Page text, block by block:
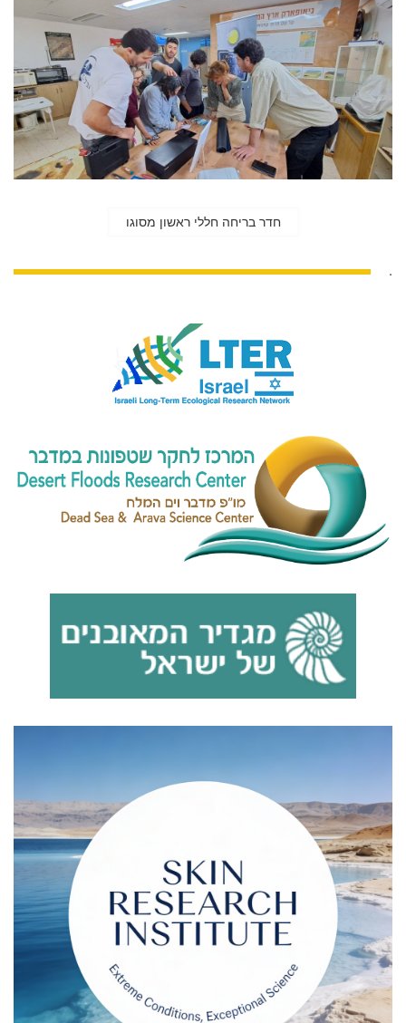
חדר בריחה חללי ראשון מסוגו
.